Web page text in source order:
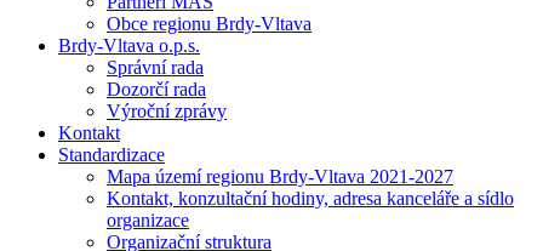
Obce regionu Brdy-Vltava
Brdy-Vltava o.p.s.
Správní rada
Dozorčí rada
Výroční zprávy
Kontakt
Standardizace
Mapa území regionu Brdy-Vltava 2021-2027
Kontakt, konzultační hodiny, adresa kanceláře a sídlo
organizace
Organizační struktura